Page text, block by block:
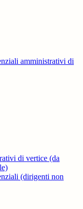
amministrativi di
di vertice (da
(dirigenti non